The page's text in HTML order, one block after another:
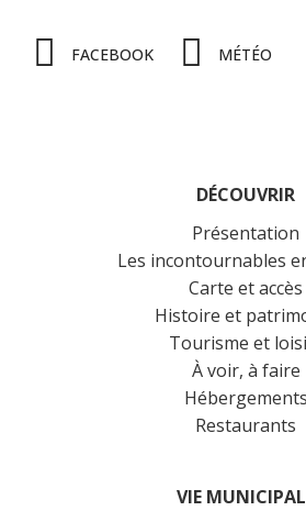
FACEBOOK MÉTÉO
DÉCOUVRIR
Présentation
Les incontournables
Carte et accès
Histoire et
Tourisme et
À voir, à faire
Hébergements
Restaurants
VIE